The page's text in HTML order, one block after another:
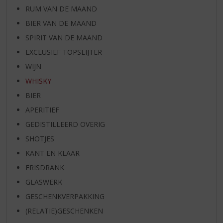
RUM VAN DE MAAND
BIER VAN DE MAAND
SPIRIT VAN DE MAAND
EXCLUSIEF TOPSLIJTER
WIJN
WHISKY
BIER
APERITIEF
GEDISTILLEERD OVERIG
SHOTJES
KANT EN KLAAR
FRISDRANK
GLASWERK
GESCHENKVERPAKKING
(RELATIE)GESCHENKEN